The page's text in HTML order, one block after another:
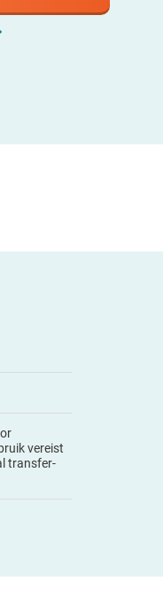
vereist
transfer-